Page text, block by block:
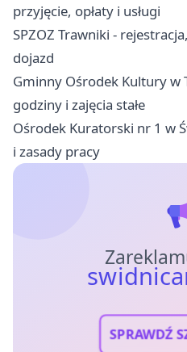
przyjęcie, opłaty i usługi
SPZOZ Trawniki -
dojazd
Gminny Ośrodek Kultury w
godziny i zajęcia stałe
Ośrodek Kuratorski nr 1 w
i zasady pracy
SPRAWDŹ